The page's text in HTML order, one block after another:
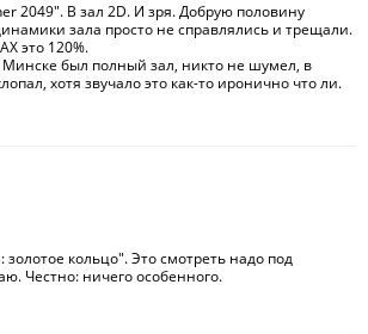
2049". В зал 2D. И зря. Добрую половину
зала просто не справлялись и трещали.
это 120%.
был полный зал, никто не шумел, в
хотя звучало это как-то иронично что ли.
кольцо". Это смотреть надо под
Честно: ничего особенного.